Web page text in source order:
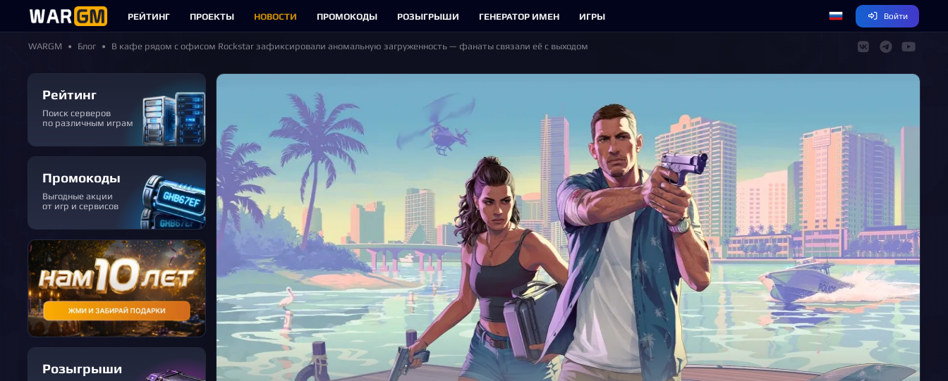
РЕЙТИНГ ПРОЕКТЫ НОВОСТИ ПРОМОКОДЫ РОЗЫГРЫШИ ГЕНЕРАТОР ИМЕН ИГРЫ Войти
WARGM Блог В кафе рядом с офисом Rockstar зафиксировали аномальную загруженность — фанаты связали её с выходом
Рейтинг
Поиск серверов
по различным играм
Промокоды
Выгодные акции
от игр и сервисов
Розыгрыши